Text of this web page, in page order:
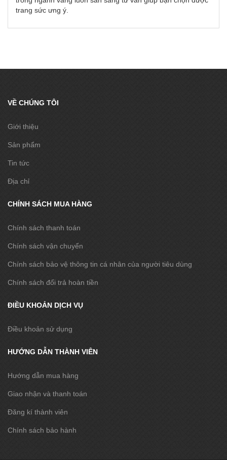
trang sức ưng ý.
VỀ CHÚNG TÔI
Giới thiệu
Sản phẩm
Tin tức
Địa chỉ
CHÍNH SÁCH MUA HÀNG
Chính sách thanh toán
Chính sách vận chuyển
Chính sách bảo vệ thông tin cá nhân của người tiêu dùng
Chính sách đổi trả hoàn tiền
ĐIỀU KHOẢN DỊCH VỤ
Điều khoản sử dụng
HƯỚNG DẪN THÀNH VIÊN
Hướng dẫn mua hàng
Giao nhận và thanh toán
Đăng kí thành viên
Chính sách bảo hành